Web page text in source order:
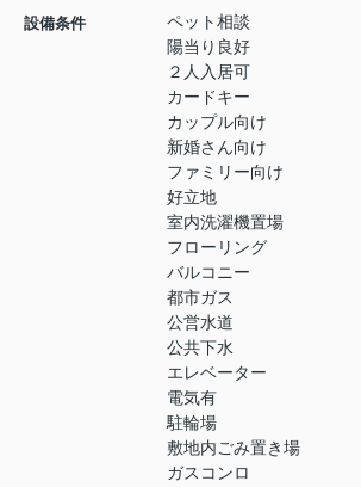
設備条件
ペット相談
陽当り良好
２人入居可
カードキー
カップル向け
新婚さん向け
ファミリー向け
好立地
室内洗濯機置場
フローリング
バルコニー
都市ガス
公営水道
公共下水
エレベーター
電気有
駐輪場
敷地内ごみ置き場
ガスコンロ